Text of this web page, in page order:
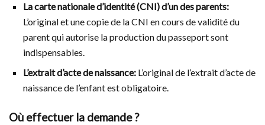
La carte nationale d’identité (CNI) d’un des parents:
L’original et une copie de la CNI en cours de validité du
parent qui autorise la production du passeport sont
indispensables.
L’extrait d’acte de naissance: L’original de l’extrait d’acte de
naissance de l’enfant est obligatoire.
Où effectuer la demande ?